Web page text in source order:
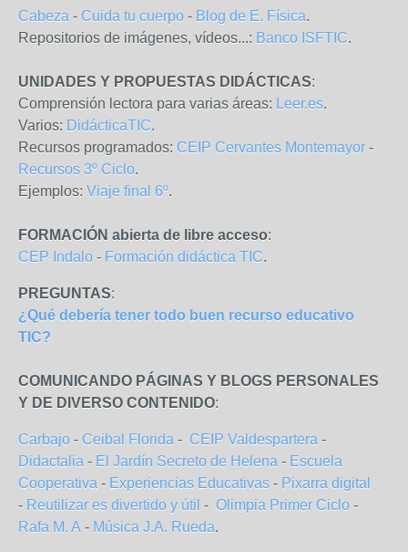
Cabeza - Cuida tu cuerpo - Blog de E. Física.
Repositorios de imágenes, vídeos...: Banco ISFTIC.
UNIDADES Y PROPUESTAS DIDÁCTICAS:
Comprensión lectora para varias áreas: Leer.es.
Varios: DidácticaTIC.
Recursos programados: CEIP Cervantes Montemayor -
Recursos 3º Ciclo.
Ejemplos: Viaje final 6º.
FORMACIÓN abierta de libre acceso:
CEP Indalo - Formación didáctica TIC.
PREGUNTAS:
¿Qué debería tener todo buen recurso educativo
TIC?
COMUNICANDO PÁGINAS Y BLOGS PERSONALES
Y DE DIVERSO CONTENIDO:
Carbajo - Ceibal Florida - CEIP Valdespartera -
Didactalia - El Jardín Secreto de Helena - Escuela
Cooperativa - Experiencias Educativas - Pixarra digital
- Reutilizar es divertido y útil - Olimpia Primer Ciclo -
Rafa M. A - Música J.A. Rueda.